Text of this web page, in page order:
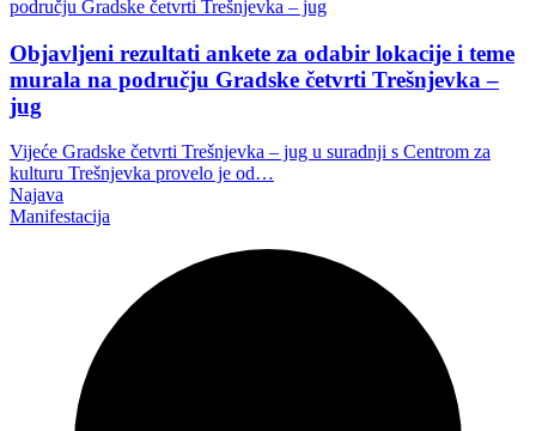
Objavljeni rezultati ankete za odabir lokacije i teme
murala na području Gradske četvrti Trešnjevka –
jug
Vijeće Gradske četvrti Trešnjevka – jug u suradnji s Centrom za
kulturu Trešnjevka provelo je od…
Najava
Manifestacija